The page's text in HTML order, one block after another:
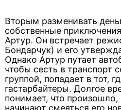
Вторым разменивать
собственные
Артур. Он встречает
Бондарчук) и его
Однако Артур путает
чтобы сесть в транспорт
группой, попадает в тот,
гастарбайтеры. Долгое
понимает, что
начинают смеяться его